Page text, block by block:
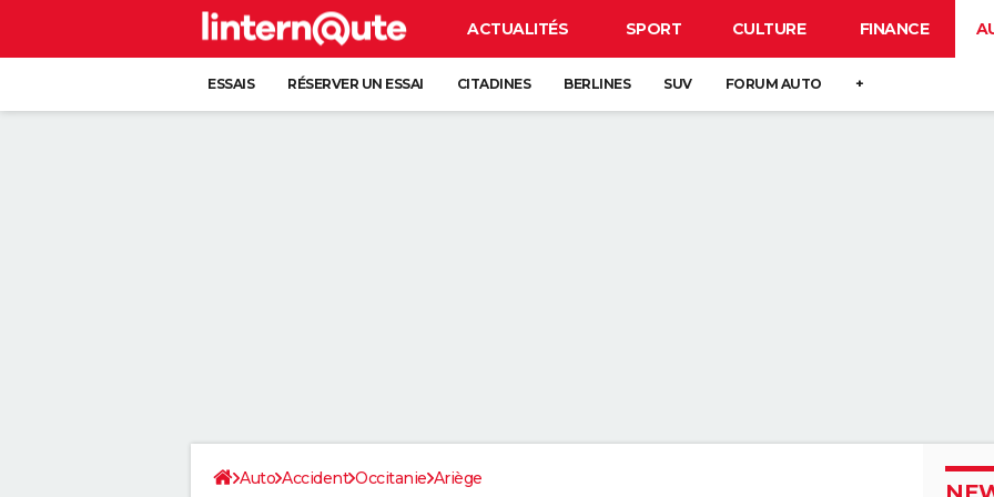
ACTUALITÉS SPORT CULTURE FINANCE
ESSAIS RÉSERVER UN ESSAI CITADINES BERLINES SUV FORUM AUTO +
Auto Accident Occitanie Ariège